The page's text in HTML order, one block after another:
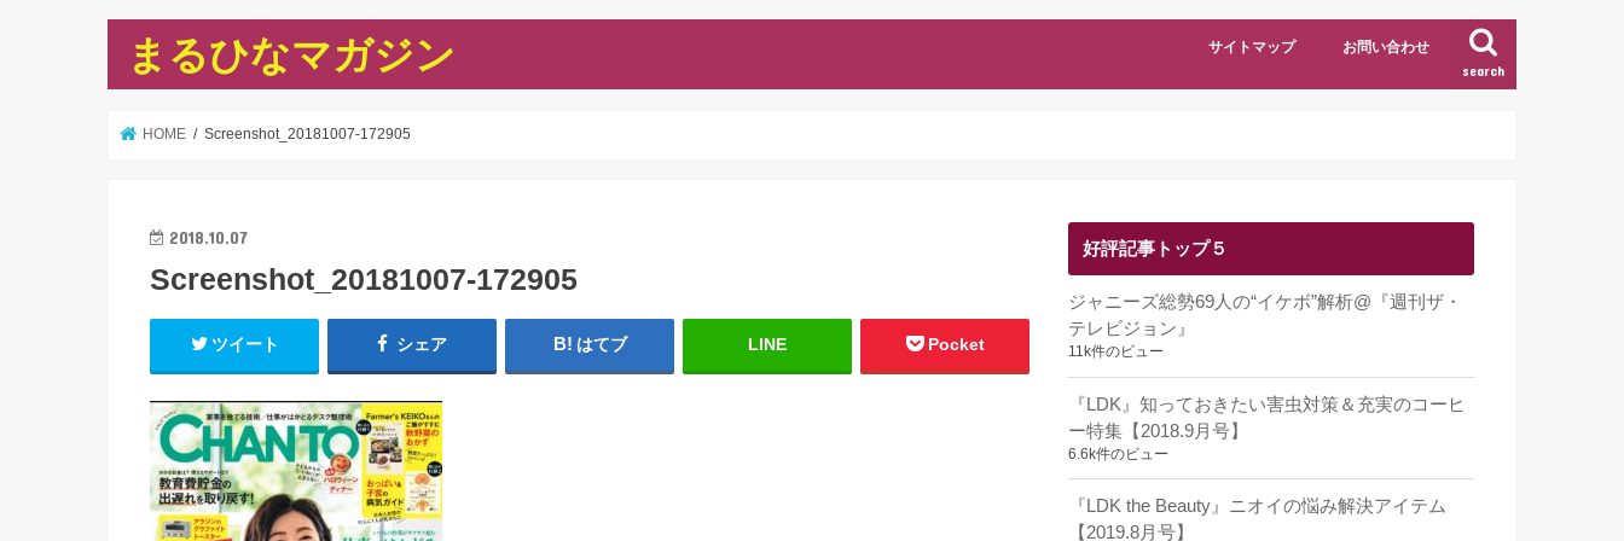
まるひなマガジン search
サイトマップ お問い合わせ
HOME Screenshot_20181007-172905
2018.10.07
Screenshot_20181007-172905
ツイート シェア はてブ LINE Pocket
好評記事トップ５
ジャニーズ総勢69人の“イケボ”解析@『週刊ザ・
テレビジョン』
11k件のビュー
『LDK』知っておきたい害虫対策＆充実のコーヒ
ー特集【2018.9月号】
6.6k件のビュー
『LDK the Beauty』ニオイの悩み解決アイテム
【2019.8月号】